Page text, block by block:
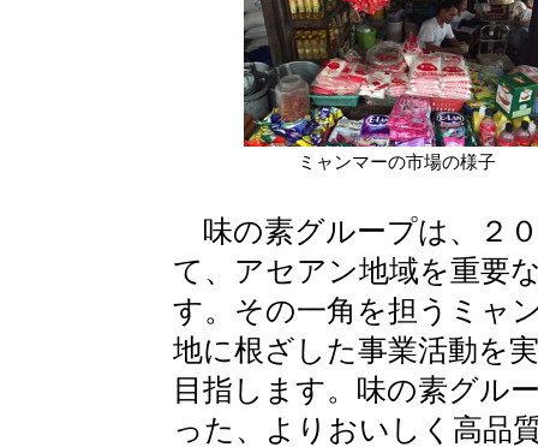
ミャンマーの市場の様子
味の素グループは、２
て、アセアン地域を重要
す。その一角を担うミャ
地に根ざした事業活動を
目指します。味の素グル
った、よりおいしく高品